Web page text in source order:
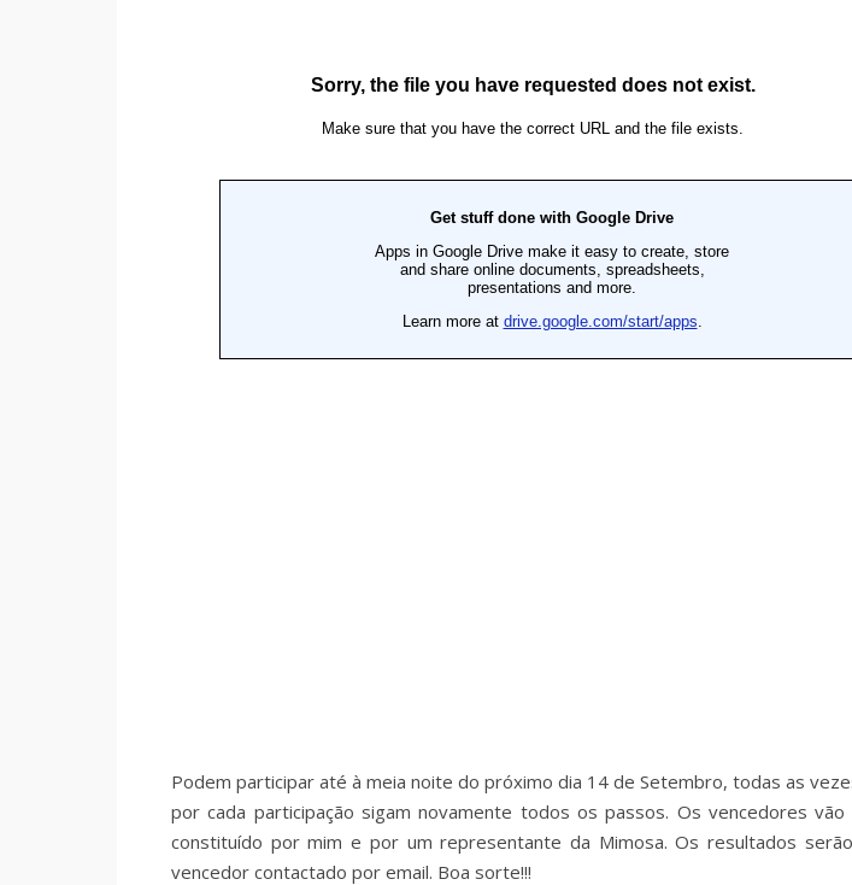
Podem participar até à meia noite do próximo dia 14 de Setembro, todas as
por cada participação sigam novamente todos os passos. Os vencedores
constituído por mim e por um representante da Mimosa. Os resultados
vencedor contactado por email. Boa sorte!!!